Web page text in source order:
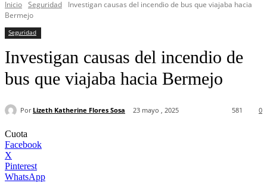
Inicio Seguridad
Investigan causas del incendio de bus que viajaba hacia
Bermejo
Seguridad
Investigan causas del incendio de
bus que viajaba hacia Bermejo
Por Lizeth Katherine Flores Sosa 23 mayo , 2025 0
581
Cuota
Facebook
X
Pinterest
WhatsApp